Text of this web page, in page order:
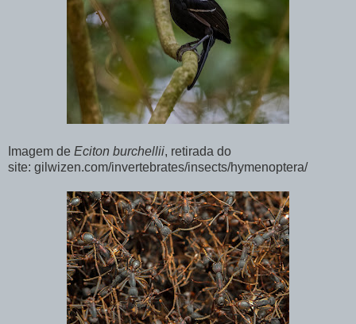
Imagem de Eciton burchellii, retirada do
site: gilwizen.com/invertebrates/insects/hymenoptera/